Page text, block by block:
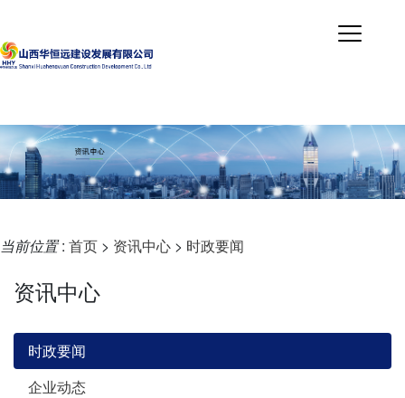
当前位置: 首页 > 资讯中心 > 时政要闻
资讯中心
时政要闻
企业动态